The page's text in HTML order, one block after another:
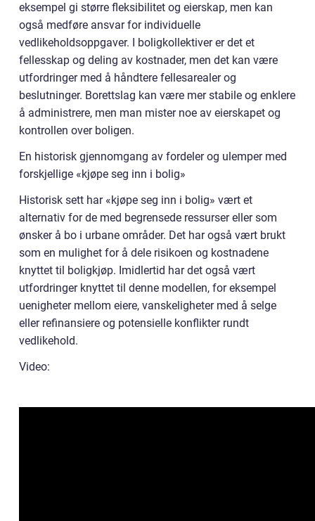
eksempel gi større fleksibilitet og eierskap, men kan
også medføre ansvar for individuelle
vedlikeholdsoppgaver. I boligkollektiver er det et
fellesskap og deling av kostnader, men det kan være
utfordringer med å håndtere fellesarealer og
beslutninger. Borettslag kan være mer stabile og enklere
å administrere, men man mister noe av eierskapet og
kontrollen over boligen.
En historisk gjennomgang av fordeler og ulemper med
forskjellige «kjøpe seg inn i bolig»
Historisk sett har «kjøpe seg inn i bolig» vært et
alternativ for de med begrensede ressurser eller som
ønsker å bo i urbane områder. Det har også vært brukt
som en mulighet for å dele risikoen og kostnadene
knyttet til boligkjøp. Imidlertid har det også vært
utfordringer knyttet til denne modellen, for eksempel
uenigheter mellom eiere, vanskeligheter med å selge
eller refinansiere og potensielle konflikter rundt
vedlikehold.
Video: